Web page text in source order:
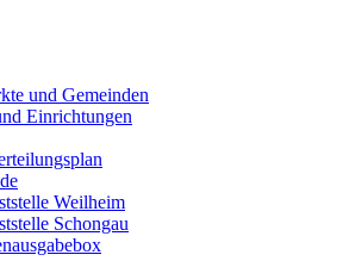
und Gemeinden
Einrichtungen
Weilheim
Schongau